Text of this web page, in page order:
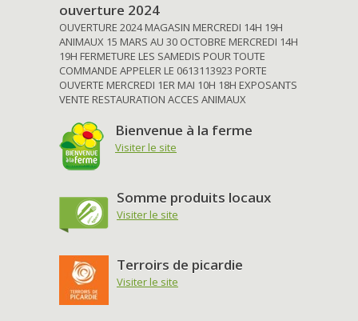
ouverture 2024
OUVERTURE 2024 MAGASIN MERCREDI 14H 19H
ANIMAUX 15 MARS AU 30 OCTOBRE MERCREDI 14H
19H FERMETURE LES SAMEDIS POUR TOUTE
COMMANDE APPELER LE 0613113923 PORTE
OUVERTE MERCREDI 1ER MAI 10H 18H EXPOSANTS
VENTE RESTAURATION ACCES ANIMAUX
Bienvenue à la ferme
Visiter le site
Somme produits locaux
Visiter le site
Terroirs de picardie
Visiter le site